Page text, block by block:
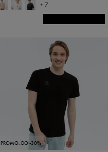
+ 7
PROMO: DO -30%